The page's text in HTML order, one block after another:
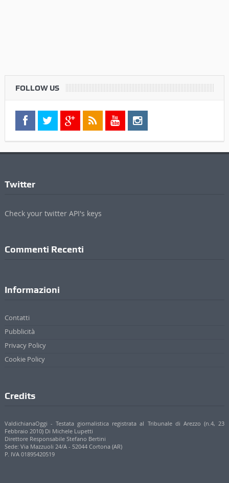
FOLLOW US
Twitter
Check your twitter API's keys
Commenti Recenti
Informazioni
Contatti
Pubblicità
Privacy Policy
Cookie Policy
Credits
ValdichianaOggi - Testata giornalistica registrata al Tribunale di Arezzo (n.4, 23
Febbraio 2010) Di Michele Lupetti
Direttore Responsabile Stefano Bertini
Sede: Via Mazzuoli 24/A - 52044 Cortona (AR)
P. IVA 01895420519